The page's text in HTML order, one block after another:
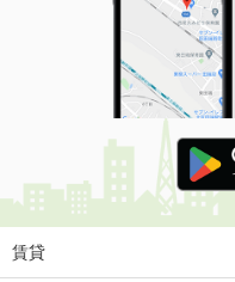
賃貸